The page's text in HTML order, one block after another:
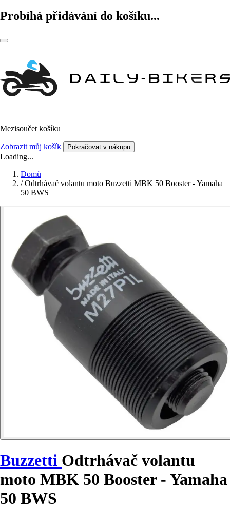
Probíhá přidávání do košíku...
Mezisoučet košíku
Zobrazit můj košík Pokračovat v nákupu
Loading...
Domů
/ Odtrhávač volantu moto Buzzetti MBK 50 Booster - Yamaha
50 BWS
Buzzetti Odtrhávač volantu
moto MBK 50 Booster - Yamaha
50 BWS